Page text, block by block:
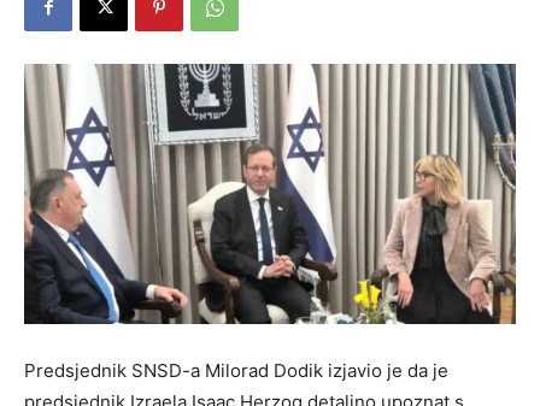
Predsjednik SNSD-a Milorad Dodik izjavio je da je